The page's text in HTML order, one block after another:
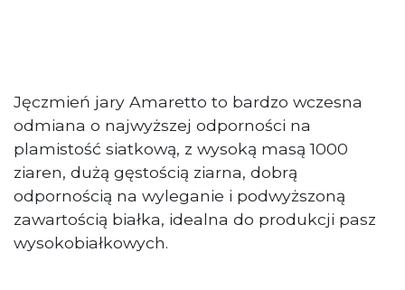
Jęczmień jary Amaretto to bardzo wczesna
odmiana o najwyższej odporności na
plamistość siatkową, z wysoką masą 1000
ziaren, dużą gęstością ziarna, dobrą
odpornością na wyleganie i podwyższoną
zawartością białka, idealna do produkcji pasz
wysokobiałkowych.